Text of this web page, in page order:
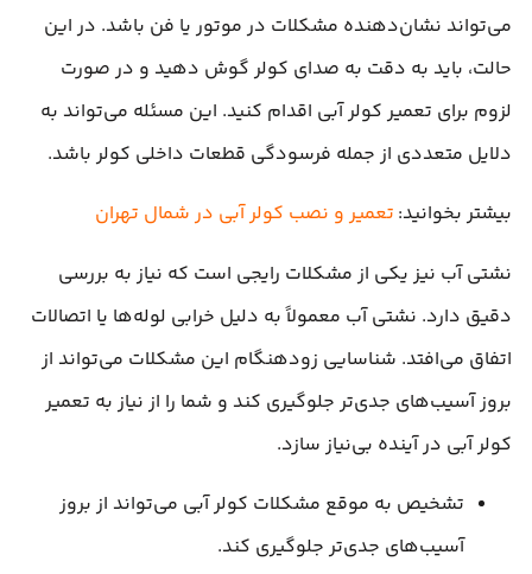
می‌تواند نشان‌دهنده مشکلات در موتور یا فن باشد. در این
حالت، باید به دقت به صدای کولر گوش دهید و در صورت
لزوم برای تعمیر کولر آبی اقدام کنید. این مسئله می‌تواند به
دلایل متعددی از جمله فرسودگی قطعات داخلی کولر باشد.
بیشتر بخوانید: تعمیر و نصب کولر آبی در شمال تهران
نشتی آب نیز یکی از مشکلات رایجی است که نیاز به بررسی
دقیق دارد. نشتی آب معمولاً به دلیل خرابی لوله‌ها یا اتصالات
اتفاق می‌افتد. شناسایی زودهنگام این مشکلات می‌تواند از
بروز آسیب‌های جدی‌تر جلوگیری کند و شما را از نیاز به تعمیر
کولر آبی در آینده بی‌نیاز سازد.
تشخیص به موقع مشکلات کولر آبی می‌تواند از بروز
آسیب‌های جدی‌تر جلوگیری کند.